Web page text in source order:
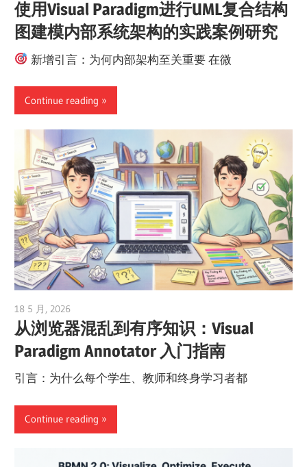
使用Visual Paradigm进行UML复合结构
图建模内部系统架构的实践案例研究
新增引言：为何内部架构至关重要 在微
Continue reading
18 5 月, 2026
从浏览器混乱到有序知识：Visual
Paradigm Annotator 入门指南
引言：为什么每个学生、教师和终身学习者都
Continue reading